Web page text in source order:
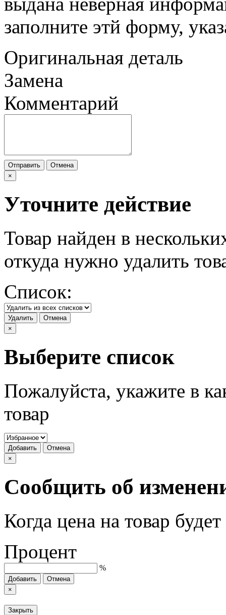
заполните этй форму,
Оригинальная деталь
Замена
Комментарий
Отправить
Отмена
×
Уточните действие
Товар найден в
откуда нужно удалить
Список:
Удалить
Отмена
×
Выберите список
Пожалуйста, укажите в
товар
Добавить
Отмена
×
Сообщить об
Когда цена на товар
Процент
%
Добавить
Отмена
×
Закрыть